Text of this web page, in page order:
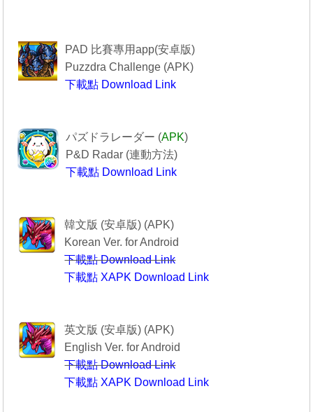
PAD 比賽專用app(安卓版)
Puzzdra Challenge (APK)
下載點 Download Link
パズドラレーダー (APK)
P&D Radar (連動方法)
下載點 Download Link
韓文版 (安卓版) (APK)
Korean Ver. for Android
下載點 Download Link
下載點 XAPK Download Link
英文版 (安卓版) (APK)
English Ver. for Android
下載點 Download Link
下載點 XAPK Download Link